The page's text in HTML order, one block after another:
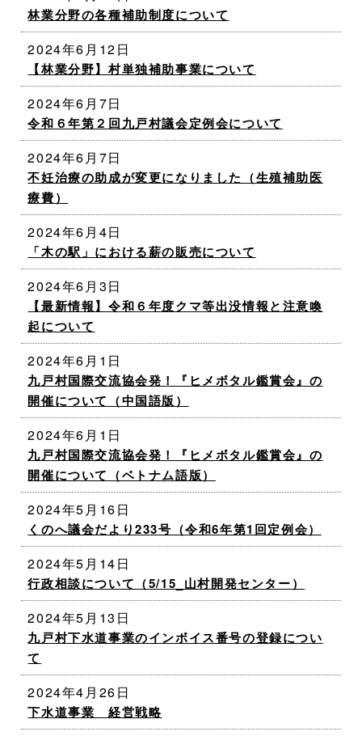
林業分野の各種補助制度について
2024年6月12日
【林業分野】村単独補助事業について
2024年6月7日
令和６年第２回九戸村議会定例会について
2024年6月7日
不妊治療の助成が変更になりました（生殖補助医
療費）
2024年6月4日
「木の駅」における薪の販売について
2024年6月3日
【最新情報】令和６年度クマ等出没情報と注意喚
起について
2024年6月1日
九戸村国際交流協会発！『ヒメボタル鑑賞会』の
開催について（中国語版）
2024年6月1日
九戸村国際交流協会発！『ヒメボタル鑑賞会』の
開催について（ベトナム語版）
2024年5月16日
くのへ議会だより233号（令和6年第1回定例会）
2024年5月14日
行政相談について（5/15_山村開発センター）
2024年5月13日
九戸村下水道事業のインボイス番号の登録につい
て
2024年4月26日
下水道事業 経営戦略